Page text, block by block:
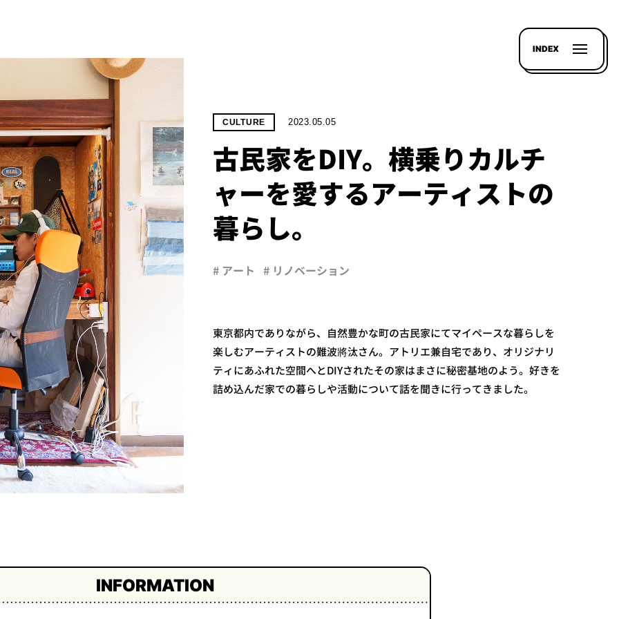
INDEX
CULTURE 2023.05.05
古民家をDIY。横乗りカルチ
ャーを愛するアーティストの
暮らし。
# アート # リノベーション
東京都内でありながら、自然豊かな町の古民家にてマイペースな暮らしを
楽しむアーティストの難波將汰さん。アトリエ兼自宅であり、オリジナリ
ティにあふれた空間へとDIYされたその家はまさに秘密基地のよう。好きを
詰め込んだ家での暮らしや活動について話を聞きに行ってきました。
INFORMATION